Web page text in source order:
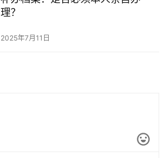
理？
2025年7月11日